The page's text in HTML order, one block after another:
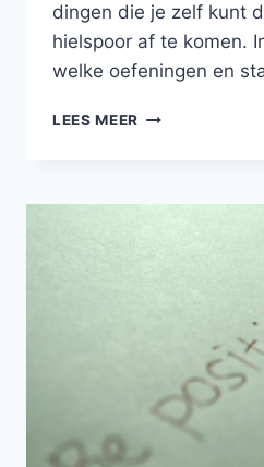
dingen die je zelf kunt
hielspoor af te komen.
welke oefeningen en
LEES MEER LAST
KAN